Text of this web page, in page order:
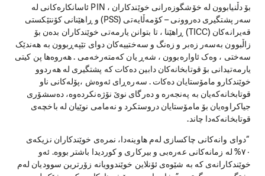
بۆ دڵنیابوون لە خۆشگوزەرانی خوێندکاران ، PIN ئاسانکارەکانی لە
سەر پشتگیری دەروونی – کۆمەڵایەتی (PSS) و ڕاهێنانی کۆنتێکستی
قەیرانەکان (TICC) ڕاهێنا ، تا بتوانن یارمەتی خوێندکاران بدەن بۆ
زاڵبوون بەسەر زەبر و زەنگ و سەختییەکان دوای تێپەڕبوون بە هەندێک
سەختی ، وەک ئاوارەبوون ، شەڕ یان کەمتەرخەمی . هەروەها پن کیتی
یارمەتیدانی بۆ قوتابخانەکان دابین دەکات کە پشتگیری لە هەردوو
خوێندکارو مامۆستایان دەکات . سەرەڕای ئەوەش ،پۆلەکانی ناو
قوتابخانەکەیان بە پەنجەرە و دەرگای نوێ نۆژەنکردەوە، دەسشۆری
جیاکراوەیان بۆ مامۆستایان دروستکرد و نەمامی نوێیان لە باخچەی
قوتابخانەکەدا چاند.
“دوای وانەکانی چاکسازی لەم هاوینەدا، نمرەی خوێندکاران نزیکەی
٧٠% لە زمانەکانی عەرەبی و بیرکاری و کوردیدا باشتر بووە. ئەو
خوێندکارانەی کە بە شێوەی ئۆنلاین خوێندوویانە زۆرترین سوودیان لەم